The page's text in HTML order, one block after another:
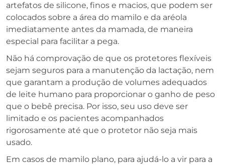
artefatos de silicone, finos e macios, que podem ser
colocados sobre a área do mamilo e da aréola
imediatamente antes da mamada, de maneira
especial para facilitar a pega.
Não há comprovação de que os protetores flexíveis
sejam seguros para a manutenção da lactação, nem
que garantam a produção de volumes adequados
de leite humano para proporcionar o ganho de peso
que o bebê precisa. Por isso, seu uso deve ser
limitado e os pacientes acompanhados
rigorosamente até que o protetor não seja mais
usado.
Em casos de mamilo plano, para ajudá-lo a vir para a